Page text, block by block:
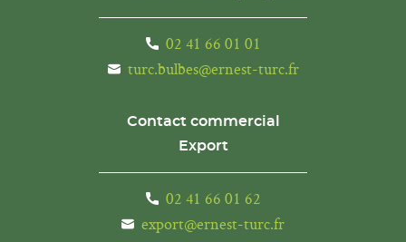
02 41 66 01 01
turc.bulbes@ernest-turc.fr
Contact commercial
Export
02 41 66 01 62
export@ernest-turc.fr